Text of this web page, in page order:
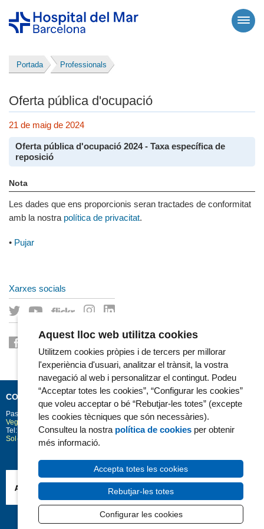
Portada Professionals
Oferta pública d'ocupació
21 de maig de 2024
Oferta pública d'ocupació 2024 - Taxa específica de
reposició
Nota
Les dades que ens proporcionis seran tractades de conformitat
amb la nostra política de privacitat.
• Pujar
Xarxes socials
CONTACTE
Passeig Marítim 25-29 Barcelona 08003
Vegeu la situació a Google Maps
Tel: 93 248 30 00 · Fax: 93 248 32 54
Sol·licitud d'informació
Aquest lloc web utilitza cookies
Utilitzem cookies pròpies i de tercers per millorar
l'experiència d'usuari, analitzar el trànsit, la vostra
navegació al web i personalitzar el contingut. Podeu
“Acceptar totes les cookies”, “Configurar les cookies”
que voleu acceptar o bé “Rebutjar-les totes” (excepte
les cookies tècniques que són necessàries).
Consulteu la nostra política de cookies per obtenir
més informació.
Accepta totes les cookies
Rebutjar-les totes
Configurar les cookies